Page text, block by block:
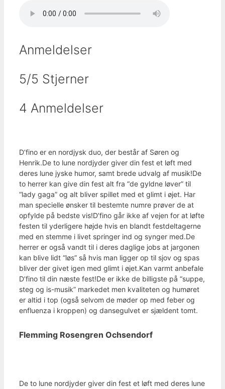
Anmeldelser
5/5 Stjerner
4 Anmeldelser
D’fino er en nordjysk duo, der består af Søren og
Henrik.De to lune nordjyder giver din fest et løft med
deres lune jyske humor, samt brede udvalg af musik!De
to herrer kan give din fest alt fra “de gyldne løver” til
“lady gaga” og alt bliver spillet med et glimt i øjet. Har
man specielle ønsker til bestemte numre prøver de at
opfylde på bedste vis!D’fino går ikke af vejen for at løfte
festen til yderligere højde hvis en blandt festdeltagerne
med en stemme i livet springer ind og synger med.De
herrer er også vandt til i deres daglige jobs at jargonen
kan blive lidt “løs” så hvis man ligger op til sjov og spas
bliver der givet igen med glimt i øjet.Kan varmt anbefale
D’fino til din næste fest!De er ikke de billigste på “suppe,
steg og is-musik” markedet men kvaliteten og humøret
er altid i top (også selvom de møder op med feber og
enfluenza i kroppen) og dansegulvet er sjældent tomt.
Flemming Rosengren Ochsendorf
De to lune nordjyder giver din fest et løft med deres lune